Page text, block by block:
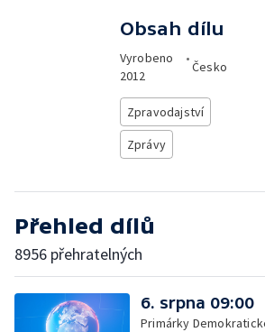
Obsah dílu
Vyrobeno
2012
•
Česko
Zpravodajství
Zprávy
Přehled dílů
8956 přehratelných
6. srpna 09:00
Primárky